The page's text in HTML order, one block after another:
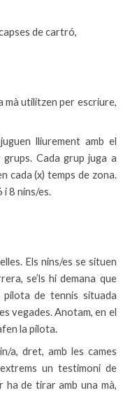
de cartró,
mà utilitzen per escriure,
lliurement amb el
grups. Cada grup juga a
cada (x) temps de zona.
8 nins/es.
Els nins/es se situen
se’ls hi demana que
de tennis situada
vegades. Anotam, en el
la pilota.
a, dret, amb les cames
un testimoni de
ha de tirar amb una mà,